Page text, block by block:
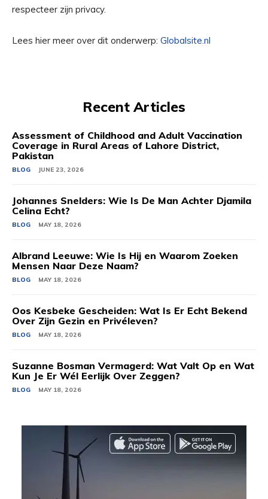
respecteer zijn privacy.
Lees hier meer over dit onderwerp: Globalsite.nl
Recent Articles
Assessment of Childhood and Adult Vaccination
Coverage in Rural Areas of Lahore District,
Pakistan
BLOG JUNE 23, 2026
Johannes Snelders: Wie Is De Man Achter Djamila
Celina Echt?
BLOG MAY 18, 2026
Albrand Leeuwe: Wie Is Hij en Waarom Zoeken
Mensen Naar Deze Naam?
BLOG MAY 18, 2026
Oos Kesbeke Gescheiden: Wat Is Er Echt Bekend
Over Zijn Gezin en Privéleven?
BLOG MAY 18, 2026
Suzanne Bosman Vermagerd: Wat Valt Op en Wat
Kun Je Er Wél Eerlijk Over Zeggen?
BLOG MAY 18, 2026